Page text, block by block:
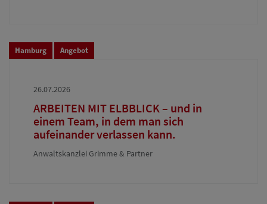
Hamburg Angebot
26.07.2026
ARBEITEN MIT ELBBLICK – und in
einem Team, in dem man sich
aufeinander verlassen kann.
Anwaltskanzlei Grimme & Partner